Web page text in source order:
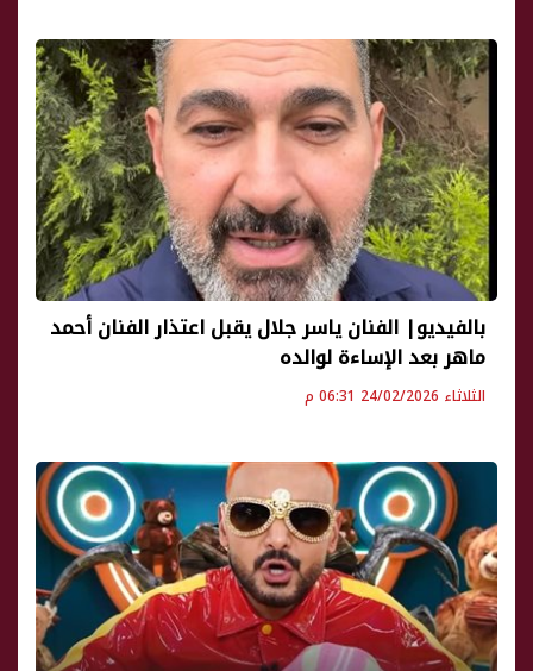
بالفيديو| الفنان ياسر جلال يقبل اعتذار الفنان أحمد
ماهر بعد الإساءة لوالده
الثلاثاء 24/02/2026 06:31 م